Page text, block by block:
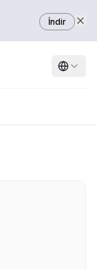
İndir